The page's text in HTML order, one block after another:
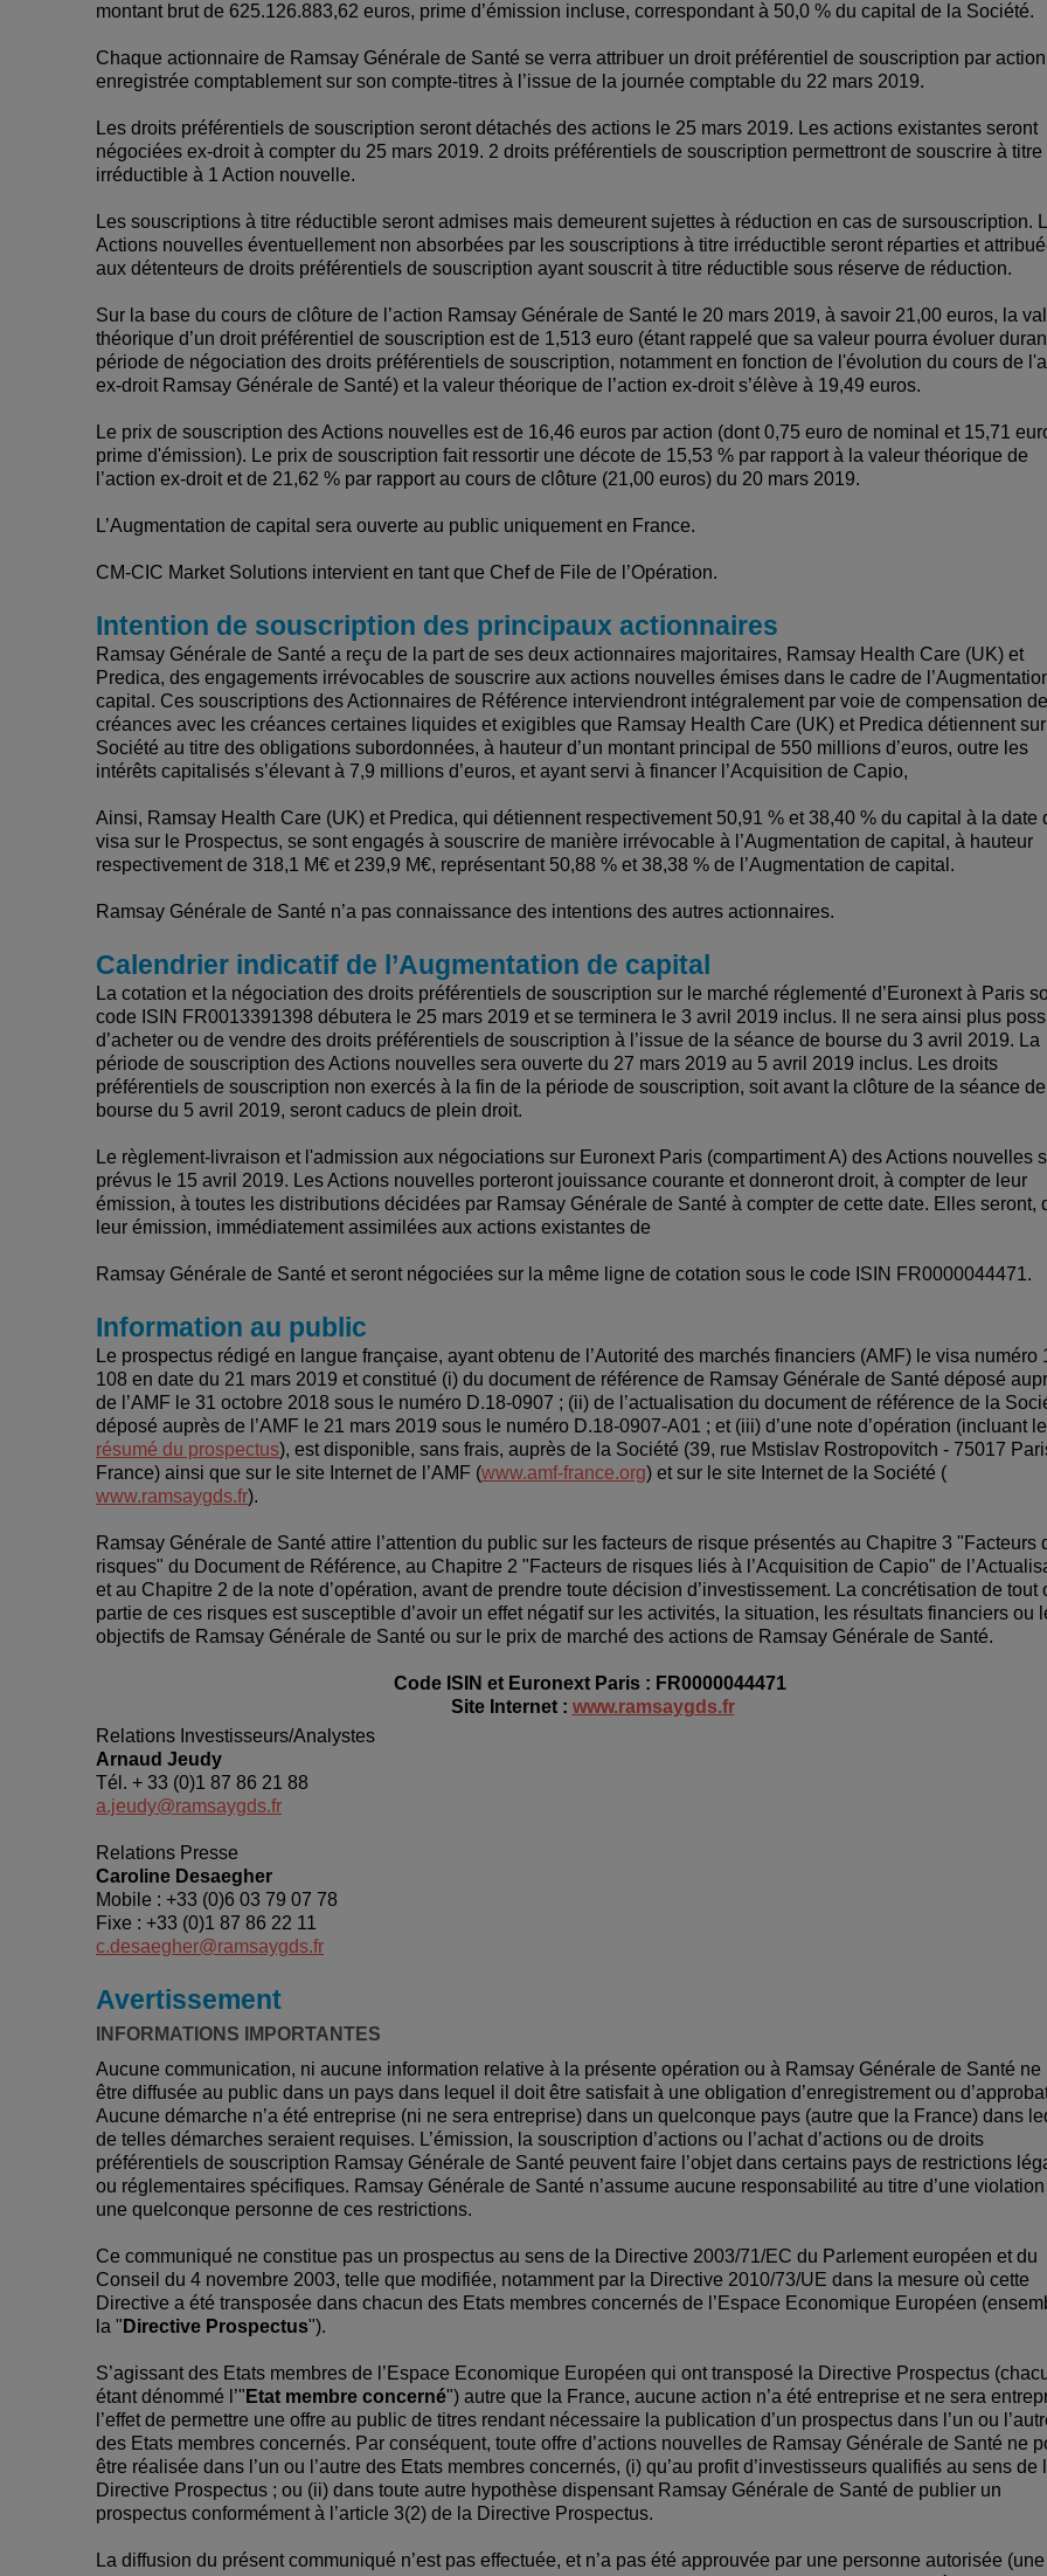
montant brut de 625.126.883,62 euros, prime d’émission incluse, correspondant à 50,0 % du capital de la Société.
Chaque actionnaire de Ramsay Générale de Santé se verra attribuer un droit préférentiel de souscription par action
enregistrée comptablement sur son compte-titres à l’issue de la journée comptable du 22 mars 2019.
Les droits préférentiels de souscription seront détachés des actions le 25 mars 2019. Les actions existantes seront
négociées ex-droit à compter du 25 mars 2019. 2 droits préférentiels de souscription permettront de souscrire à titre
irréductible à 1 Action nouvelle.
Les souscriptions à titre réductible seront admises mais demeurent sujettes à réduction en cas de sursouscription.
Actions nouvelles éventuellement non absorbées par les souscriptions à titre irréductible seront réparties et
aux détenteurs de droits préférentiels de souscription ayant souscrit à titre réductible sous réserve de réduction.
Sur la base du cours de clôture de l’action Ramsay Générale de Santé le 20 mars 2019, à savoir 21,00 euros, la
théorique d’un droit préférentiel de souscription est de 1,513 euro (étant rappelé que sa valeur pourra évoluer
période de négociation des droits préférentiels de souscription, notamment en fonction de l'évolution du cours de
ex-droit Ramsay Générale de Santé) et la valeur théorique de l’action ex-droit s’élève à 19,49 euros.
Le prix de souscription des Actions nouvelles est de 16,46 euros par action (dont 0,75 euro de nominal et 15,71
prime d'émission). Le prix de souscription fait ressortir une décote de 15,53 % par rapport à la valeur théorique de
l’action ex-droit et de 21,62 % par rapport au cours de clôture (21,00 euros) du 20 mars 2019.
L’Augmentation de capital sera ouverte au public uniquement en France.
CM-CIC Market Solutions intervient en tant que Chef de File de l’Opération.
Intention de souscription des principaux actionnaires
Ramsay Générale de Santé a reçu de la part de ses deux actionnaires majoritaires, Ramsay Health Care (UK) et
Predica, des engagements irrévocables de souscrire aux actions nouvelles émises dans le cadre de
capital. Ces souscriptions des Actionnaires de Référence interviendront intégralement par voie de compensation de
créances avec les créances certaines liquides et exigibles que Ramsay Health Care (UK) et Predica détiennent
Société au titre des obligations subordonnées, à hauteur d’un montant principal de 550 millions d’euros, outre les
intérêts capitalisés s’élevant à 7,9 millions d’euros, et ayant servi à financer l’Acquisition de Capio,
Ainsi, Ramsay Health Care (UK) et Predica, qui détiennent respectivement 50,91 % et 38,40 % du capital à la date
visa sur le Prospectus, se sont engagés à souscrire de manière irrévocable à l’Augmentation de capital, à hauteur
respectivement de 318,1 M€ et 239,9 M€, représentant 50,88 % et 38,38 % de l’Augmentation de capital.
Ramsay Générale de Santé n’a pas connaissance des intentions des autres actionnaires.
Calendrier indicatif de l’Augmentation de capital
La cotation et la négociation des droits préférentiels de souscription sur le marché réglementé d’Euronext à Paris
code ISIN FR0013391398 débutera le 25 mars 2019 et se terminera le 3 avril 2019 inclus. Il ne sera ainsi plus
d’acheter ou de vendre des droits préférentiels de souscription à l’issue de la séance de bourse du 3 avril 2019. La
période de souscription des Actions nouvelles sera ouverte du 27 mars 2019 au 5 avril 2019 inclus. Les droits
préférentiels de souscription non exercés à la fin de la période de souscription, soit avant la clôture de la séance de
bourse du 5 avril 2019, seront caducs de plein droit.
Le règlement-livraison et l'admission aux négociations sur Euronext Paris (compartiment A) des Actions nouvelles
prévus le 15 avril 2019. Les Actions nouvelles porteront jouissance courante et donneront droit, à compter de leur
émission, à toutes les distributions décidées par Ramsay Générale de Santé à compter de cette date. Elles seront,
leur émission, immédiatement assimilées aux actions existantes de
Ramsay Générale de Santé et seront négociées sur la même ligne de cotation sous le code ISIN FR0000044471.
Information au public
Le prospectus rédigé en langue française, ayant obtenu de l’Autorité des marchés financiers (AMF) le visa numéro
108 en date du 21 mars 2019 et constitué (i) du document de référence de Ramsay Générale de Santé déposé
de l’AMF le 31 octobre 2018 sous le numéro D.18-0907 ; (ii) de l’actualisation du document de référence de la
déposé auprès de l’AMF le 21 mars 2019 sous le numéro D.18-0907-A01 ; et (iii) d’une note d’opération (incluant le
résumé du prospectus), est disponible, sans frais, auprès de la Société (39, rue Mstislav Rostropovitch - 75017
France) ainsi que sur le site Internet de l’AMF (www.amf-france.org) et sur le site Internet de la Société (
www.ramsaygds.fr).
Ramsay Générale de Santé attire l’attention du public sur les facteurs de risque présentés au Chapitre 3 "Facteurs
risques" du Document de Référence, au Chapitre 2 "Facteurs de risques liés à l’Acquisition de Capio" de
et au Chapitre 2 de la note d’opération, avant de prendre toute décision d’investissement. La concrétisation de tout
partie de ces risques est susceptible d’avoir un effet négatif sur les activités, la situation, les résultats financiers ou
objectifs de Ramsay Générale de Santé ou sur le prix de marché des actions de Ramsay Générale de Santé.
Code ISIN et Euronext Paris : FR0000044471
Site Internet : www.ramsaygds.fr
Relations Investisseurs/Analystes
Arnaud Jeudy
Tél. + 33 (0)1 87 86 21 88
a.jeudy@ramsaygds.fr
Relations Presse
Caroline Desaegher
Mobile : +33 (0)6 03 79 07 78
Fixe : +33 (0)1 87 86 22 11
c.desaegher@ramsaygds.fr
Avertissement
INFORMATIONS IMPORTANTES
Aucune communication, ni aucune information relative à la présente opération ou à Ramsay Générale de Santé ne
être diffusée au public dans un pays dans lequel il doit être satisfait à une obligation d’enregistrement ou
Aucune démarche n’a été entreprise (ni ne sera entreprise) dans un quelconque pays (autre que la France) dans
de telles démarches seraient requises. L’émission, la souscription d’actions ou l’achat d’actions ou de droits
préférentiels de souscription Ramsay Générale de Santé peuvent faire l’objet dans certains pays de restrictions
ou réglementaires spécifiques. Ramsay Générale de Santé n’assume aucune responsabilité au titre d’une
une quelconque personne de ces restrictions.
Ce communiqué ne constitue pas un prospectus au sens de la Directive 2003/71/EC du Parlement européen et du
Conseil du 4 novembre 2003, telle que modifiée, notamment par la Directive 2010/73/UE dans la mesure où cette
Directive a été transposée dans chacun des Etats membres concernés de l’Espace Economique Européen
la " Directive Prospectus").
S’agissant des Etats membres de l’Espace Economique Européen qui ont transposé la Directive Prospectus
étant dénommé l’" Etat membre concerné") autre que la France, aucune action n’a été entreprise et ne sera
l’effet de permettre une offre au public de titres rendant nécessaire la publication d’un prospectus dans l’un ou
des Etats membres concernés. Par conséquent, toute offre d’actions nouvelles de Ramsay Générale de Santé ne
être réalisée dans l’un ou l’autre des Etats membres concernés, (i) qu’au profit d’investisseurs qualifiés au sens de
Directive Prospectus ; ou (ii) dans toute autre hypothèse dispensant Ramsay Générale de Santé de publier un
prospectus conformément à l’article 3(2) de la Directive Prospectus.
La diffusion du présent communiqué n’est pas effectuée, et n’a pas été approuvée par une personne autorisée (une